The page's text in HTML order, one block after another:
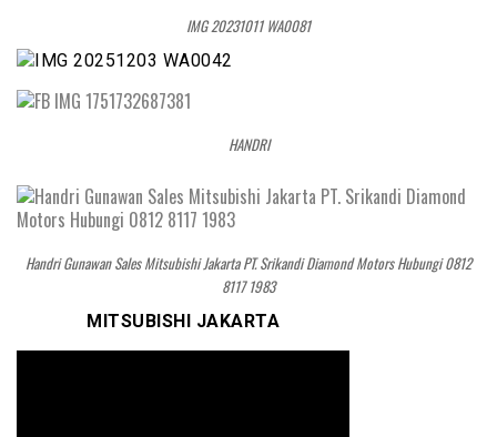
IMG 20231011 WA0081
HANDRI
Handri Gunawan Sales Mitsubishi Jakarta PT. Srikandi Diamond Motors Hubungi 0812
8117 1983
MITSUBISHI JAKARTA